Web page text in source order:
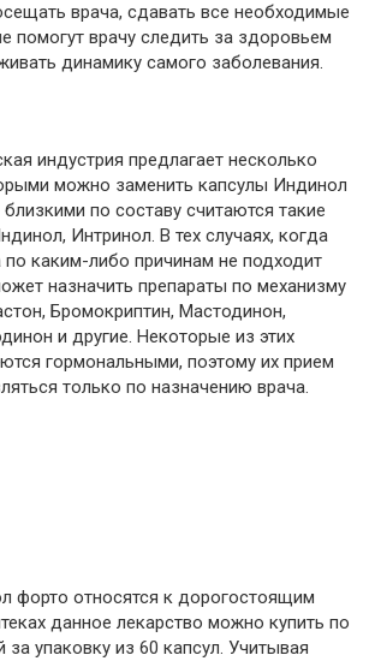
врача, сдавать все необходимые
помогут врачу следить за здоровьем
динамику самого заболевания.
индустрия предлагает несколько
можно заменить капсулы Индинол
по составу считаются такие
Интринол. В тех случаях, когда
по каким-либо причинам не подходит
назначить препараты по механизму
Бромокриптин, Мастодинон,
и другие. Некоторые из этих
гормональными, поэтому их прием
только по назначению врача.
форто относятся к дорогостоящим
данное лекарство можно купить по
за упаковку из 60 капсул. Учитывая